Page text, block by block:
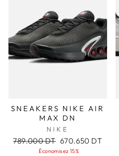
SNEAKERS NIKE AIR
MAX DN
NIKE
Prix
789.000 DT Prix
réduit
670.650 DT
Économisez 15%